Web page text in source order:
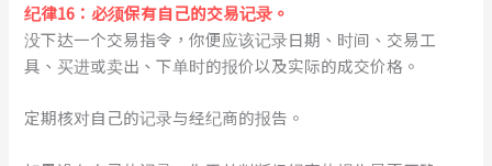
纪律16 ：必须保有自己的交易记录。
没下达一个交易指令，你便应该记录日期、时间、交易工
具、买进或卖出、下单时的报价以及实际的成交价格。
定期核对自己的记录与经纪商的报告。